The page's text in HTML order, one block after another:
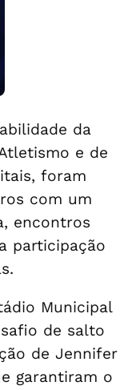
da
e de
foram
com um
encontros
participação
Municipal
de salto
de Jennifer
garantiram o